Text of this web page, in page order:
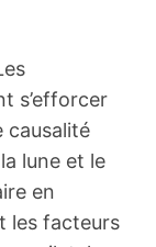
s’efforcer
causalité
lune et le
en
les facteurs